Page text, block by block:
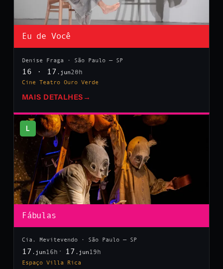
Eu de Você
Denise Fraga · São Paulo — SP
16 · 17 .jun20h
Cine Teatro Ouro Verde
MAIS DETALHES →
L
Fábulas
Cia. Mevitevendo · São Paulo — SP
17 .jun 16h 17 .jun 19h
Espaço Villa Rica